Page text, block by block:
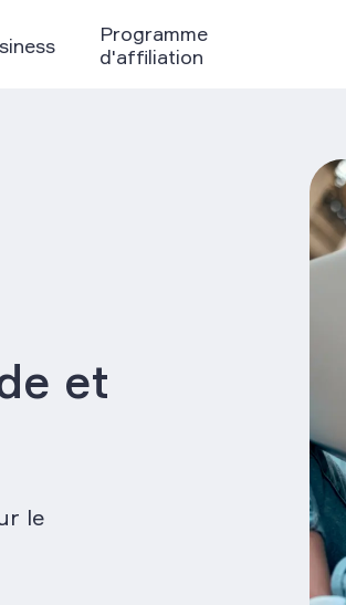
Programme
d'affiliation
et
le